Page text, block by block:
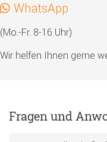
WhatsApp
(Mo.-Fr. 8-16 Uhr)
Wir helfen Ihnen gerne
Fragen und